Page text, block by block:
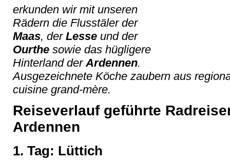
erkunden wir mit unseren
Rädern die Flusstäler der
Maas, der Lesse und der
Ourthe sowie das hügligere
Hinterland derArdennen.
Ausgezeichnete Köche zaubern aus
cuisine grand-mère.
Reiseverlauf geführte
Ardennen
1. Tag: Lüttich